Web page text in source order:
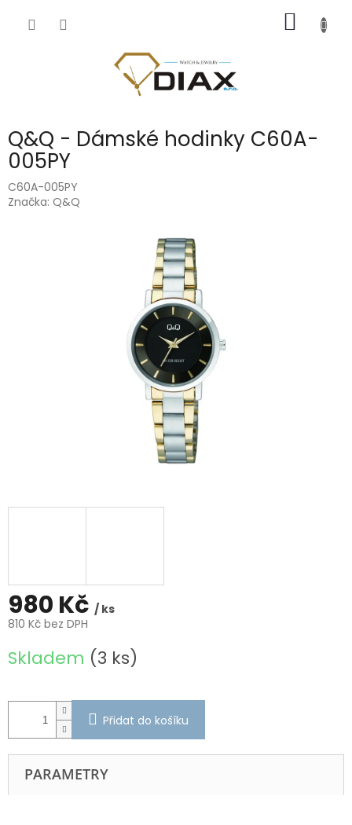
KOŠÍK
Q&Q - Dámské hodinky C60A-
005PY
C60A-005PY
Značka: Q&Q
980 Kč / ks
810 Kč bez DPH
cena:
Skladem (3 ks)
Přidat do košíku
PARAMETRY